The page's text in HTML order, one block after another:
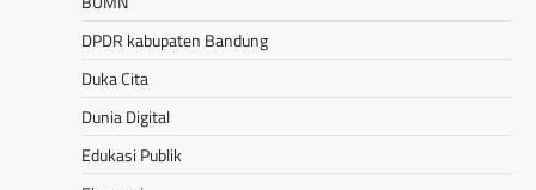
DPDR kabupaten Bandung
Duka Cita
Dunia Digital
Edukasi Publik